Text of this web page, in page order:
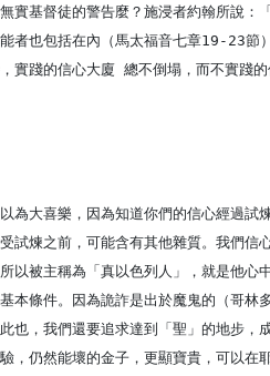
實基督徒的警告麼？施浸者約翰所說
者也包括在內（馬太福音七章19-23
實踐的信心大廈 總不倒塌，而不實踐的
為大喜樂，因為知道你們的信心經過
試煉之前，可能含有其他雜質。我們
以被主稱為「真以色列人」，就是他
本條件。因為詭詐是出於魔鬼的（哥
也，我們還要追求達到「聖」的地步
，仍然能壞的金子，更顯寶貴，可以在